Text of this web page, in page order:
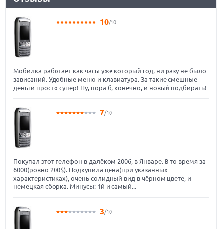
10/10
Мобилка работает как часы уже который год, ни разу не было
зависаний. Удобные меню и клавиатура. За такие смешные
деньги просто супер! Ну, пора б, конечно, и новый подбирать!
7/10
Покупал этот телефон в далёком 2006, в Январе. В то время за
6000(ровно 200$). Подкупила цена(при указанных
характеристиках), очень солидный вид в чёрном цвете, и
немецкая сборка. Минусы: 1й и самый...
3/10